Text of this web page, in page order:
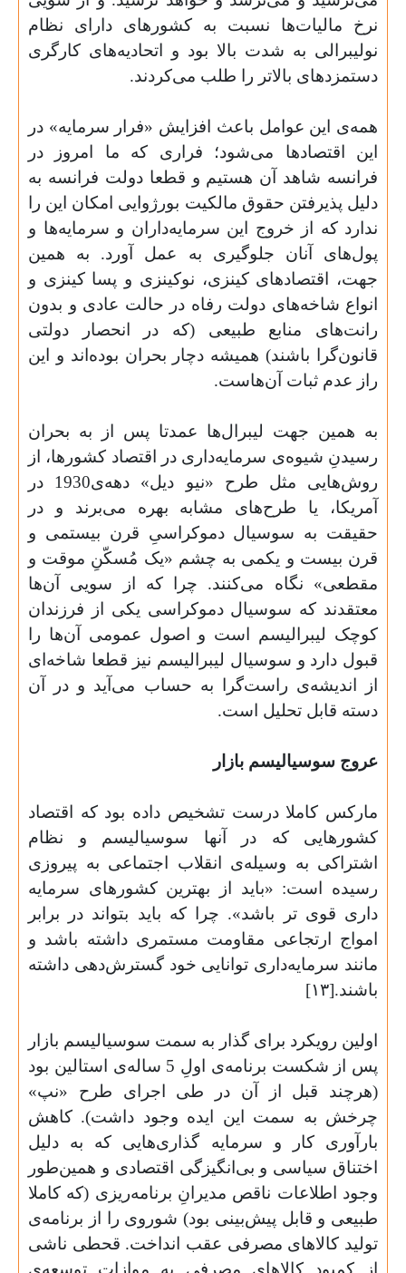
نرخ مالیات‌ها نسبت به کشورهای دارای نظام
نولیبرالی به شدت بالا بود و اتحادیه‌های کارگری
دستمزدهای بالاتر را طلب می‌کردند.
همه‌ی این عوامل باعث افزایش «فرار سرمایه» در
این اقتصادها می‌شود؛ فراری که ما امروز در
فرانسه شاهد آن هستیم و قطعا دولت فرانسه به
دلیل پذیرفتن حقوق مالکیت بورژوایی امکان این را
ندارد که از خروج این سرمایه‌داران و سرمایه‌ها و
پول‌های آنان جلوگیری به عمل آورد. به همین
جهت، اقتصادهای کینزی، نوکینزی و پسا کینزی و
انواع شاخه‌های دولت رفاه در حالت عادی و بدون
رانت‌های منابع طبیعی (که در انحصار دولتی
قانون‌گرا باشند) همیشه دچار بحران بوده‌اند و این
راز عدم ثبات آن‌هاست.
به همین جهت لیبرال‌ها عمدتا پس از به بحران
رسیدنِ شیوه‌ی سرمایه‌داری در اقتصاد کشورها، از
روش‌هایی مثل طرح «نیو دیل» دهه‌ی1930 در
آمریکا، یا طرح‌های مشابه بهره می‌برند و در
حقیقت به سوسیال دموکراسیِ قرن بیستمی و
قرن بیست و یکمی به چشم «یک مُسکّنِ موقت و
مقطعی» نگاه می‌کنند. چرا که از سویی آن‌ها
معتقدند که سوسیال دموکراسی یکی از فرزندان
کوچک لیبرالیسم است و اصول عمومی آن‌ها را
قبول دارد و سوسیال لیبرالیسم نیز قطعا شاخه‌ای
از اندیشه‌ی راست‌گرا به حساب می‌آید و در آن
دسته قابل تحلیل است.
عروج سوسیالیسم بازار
مارکس کاملا درست تشخیص داده بود که اقتصاد
کشورهایی که در آنها سوسیالیسم و نظام
اشتراکی به وسیله‌ی انقلاب اجتماعی به پیروزی
رسیده است: «باید از بهترین کشورهای سرمایه
داری قوی تر باشد». چرا که باید بتواند در برابر
امواج ارتجاعی مقاومت مستمری داشته باشد و
مانند سرمایه‌داری توانایی خود گسترش‌دهی داشته
باشند.[۱۳
]
اولین رویکرد برای گذار به سمت سوسیالیسم بازار
پس از شکست برنامه‌ی اولِ 5 ساله‌ی استالین بود
(هرچند قبل از آن در طی اجرای طرح «نپ»
چرخش به سمت این ایده وجود داشت). کاهش
بارآوری کار و سرمایه گذاری‌هایی که به دلیل
اختناق سیاسی و بی‌انگیزگی اقتصادی و همین‌طور
وجود اطلاعات ناقص مدیرانِ برنامه‌ریزی (که کاملا
طبیعی و قابل پیش‌بینی بود) شوروی را از برنامه‌ی
تولید کالاهای مصرفی عقب انداخت. قحطی ناشی
از کمبود کالاهای مصرفی به موازاتِ توسعه‌ی